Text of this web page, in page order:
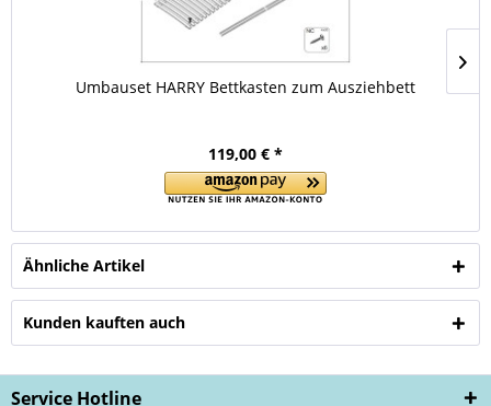
Umbauset HARRY Bettkasten zum Ausziehbett
119,00 € *
Ähnliche Artikel
Kunden kauften auch
Service Hotline